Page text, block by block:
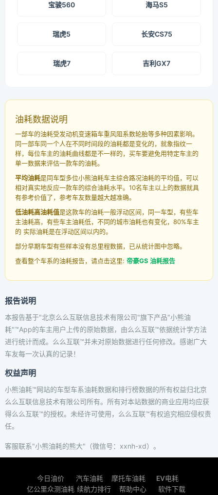
宝骏560 海马S5
瑞虎5 长安CS75
瑞虎7 吉利GX7
油耗数据说明
一部车的油耗受发动机变速箱车重风阻系数轮胎等多种因素影响。
同一部车同一个人在不同时间段的油耗都是变化的，就象指纹一
样，每位车主的油耗曲线都是不一样的，买车要避免用特定车主的
单一数据来评估一款车的油耗。
平均油耗是同车型多位小熊油耗车主综合路况油耗的平均值，可以
相对真实地反应一款车的综合油耗水平。10名车主以上的数据就具
有参考价值了，参考车友数量越大越准确。
低油耗高油耗值是这款车的油耗一般浮动区间，同一车型，有些车
主油耗高，有些车主油耗低，不同的城市油耗也有变化，80%车主
的 实际油耗是在浮动区间以内的。
部分早期车型有些样本没有总里程数据，已从统计图中忽略。
查看整个车系的油耗报告，请点击这里: 帝豪GS 油耗报告
报告说明
本报告基于"北京么么互联信息技术有限公司"旗下产品"小熊油
耗"™App的车主用户上传的原始数据，由么么互联™依据统计学方法
进行统计而成。么么互联™并未对原始数据进行任何修改。感谢广大
车友每一次认真的记录！
权益声明
小熊油耗™网站的车型车系油耗数据和排行榜数据的所有权益归北京
么么互联信息技术有限公司所有。所有对本站数据的商业应用均应获
得么么互联™的授权。未经许可使用，么么互联™有权追究相应侵权责
任。
客服联系"小熊油耗的熊大"（微信号：xxnh-xd）。
今日油价 汽车油耗 摩托车油耗
EV电耗
亿公里众测油耗 续航力排行 帮助中心 软件下载